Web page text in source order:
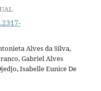
Alves da Silva,
Gabriel Alves
Isabelle Eunice De